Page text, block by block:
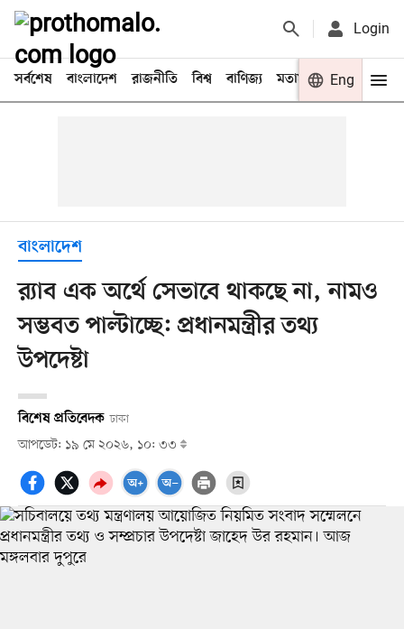
Login
সর্বশেষ বাংলাদেশ রাজনীতি বিশ্ব বাণিজ্য মতামত খেলা
Eng
বাংলাদেশ
র‍্যাব এক অর্থে সেভাবে থাকছে না, নামও
সম্ভবত পাল্টাচ্ছে: প্রধানমন্ত্রীর তথ্য
উপদেষ্টা
বিশেষ প্রতিবেদক ঢাকা
আপডেট: ১৯ মে ২০২৬, ১০: ৩৩